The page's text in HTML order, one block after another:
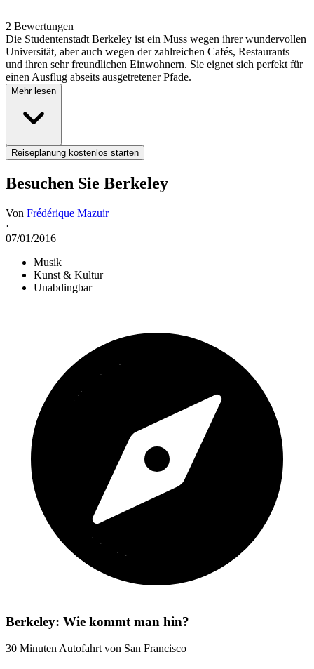
2 Bewertungen
Die Studentenstadt Berkeley ist ein Muss wegen ihrer wundervollen
Universität, aber auch wegen der zahlreichen Cafés, Restaurants
und ihren sehr freundlichen Einwohnern. Sie eignet sich perfekt für
einen Ausflug abseits ausgetretener Pfade.
Mehr lesen
Reiseplanung kostenlos starten
Besuchen Sie Berkeley
Von Frédérique Mazuir
·
07/01/2016
Musik
Kunst & Kultur
Unabdingbar
Berkeley: Wie kommt man hin?
30 Minuten Autofahrt von San Francisco